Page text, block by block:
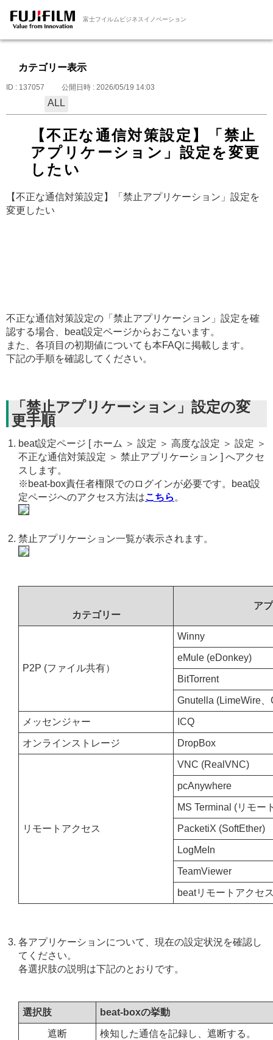
富士フイルムビジネスイノベーション
カテゴリー表示
ID : 137057 公開日時 : 2026/05/19 14:03
ALL
【不正な通信対策設定】「禁止
アプリケーション」設定を変更
したい
【不正な通信対策設定】「禁止アプリケーション」設定を
変更したい
不正な通信対策設定の「禁止アプリケーション」設定を確
認する場合、beat設定ページからおこないます。
また、各項目の初期値についても本FAQに掲載します。
下記の手順を確認してください。
「禁止アプリケーション」設定の変
更手順
beat設定ページ [ ホーム ＞ 設定 ＞ 高度な設定 ＞ 設定 ＞
不正な通信対策設定 ＞ 禁止アプリケーション ] へアクセ
スします。
※beat-box責任者権限でのログインが必要です。beat設
定ページへのアクセス方法はこちら 。
禁止アプリケーション一覧が表示されます。
カテゴリー
ア
P2P (ファイル共有）
Winny
eMule (eDonkey)
BitTorrent
Gnutella (LimeWire
メッセンジャー ICQ
オンラインストレージ DropBox
リモートアクセス
VNC (RealVNC)
pcAnywhere
MS Terminal (リモー
PacketiX (SoftEther)
LogMeIn
TeamViewer
beatリモートアクセ
各アプリケーションについて、現在の設定状況を確認し
てください。
各選択肢の説明は下記のとおりです。
選択肢 beat-boxの挙動
遮断 検知した通信を記録し、遮断する。